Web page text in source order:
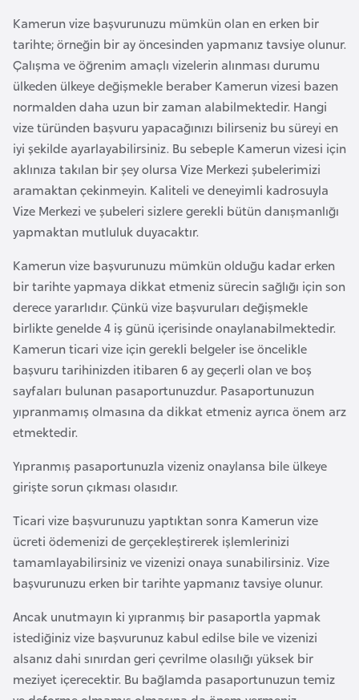
Kamerun vize başvurunuzu mümkün olan en erken bir
tarihte; örneğin bir ay öncesinden yapmanız tavsiye olunur.
Çalışma ve öğrenim amaçlı vizelerin alınması durumu
ülkeden ülkeye değişmekle beraber Kamerun vizesi bazen
normalden daha uzun bir zaman alabilmektedir. Hangi
vize türünden başvuru yapacağınızı bilirseniz bu süreyi en
iyi şekilde ayarlayabilirsiniz. Bu sebeple Kamerun vizesi için
aklınıza takılan bir şey olursa Vize Merkezi şubelerimizi
aramaktan çekinmeyin. Kaliteli ve deneyimli kadrosuyla
Vize Merkezi ve şubeleri sizlere gerekli bütün danışmanlığı
yapmaktan mutluluk duyacaktır.
Kamerun vize başvurunuzu mümkün olduğu kadar erken
bir tarihte yapmaya dikkat etmeniz sürecin sağlığı için son
derece yararlıdır. Çünkü vize başvuruları değişmekle
birlikte genelde 4 iş günü içerisinde onaylanabilmektedir.
Kamerun ticari vize için gerekli belgeler ise öncelikle
başvuru tarihinizden itibaren 6 ay geçerli olan ve boş
sayfaları bulunan pasaportunuzdur. Pasaportunuzun
yıpranmamış olmasına da dikkat etmeniz ayrıca önem arz
etmektedir.
Yıpranmış pasaportunuzla vizeniz onaylansa bile ülkeye
girişte sorun çıkması olasıdır.
Ticari vize başvurunuzu yaptıktan sonra Kamerun vize
ücreti ödemenizi de gerçekleştirerek işlemlerinizi
tamamlayabilirsiniz ve vizenizi onaya sunabilirsiniz. Vize
başvurunuzu erken bir tarihte yapmanız tavsiye olunur.
Ancak unutmayın ki yıpranmış bir pasaportla yapmak
istediğiniz vize başvurunuz kabul edilse bile ve vizenizi
alsanız dahi sınırdan geri çevrilme olasılığı yüksek bir
meziyet içerecektir. Bu bağlamda pasaportunuzun temiz
B
o
s
n
a
H
e
r
s
e
k
B
u
l
g
a
r
i
t
a
n
B
u